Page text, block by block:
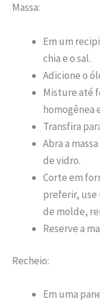
Massa:
Em um
chia e o sal.
Adicione o
Misture até
homogênea
Transfira
Abra a
de vidro.
Corte em
preferir, use
de molde,
Reserve a
Recheio:
Em uma